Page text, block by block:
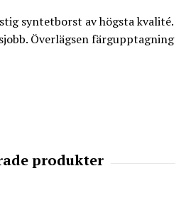
syntetborst av högsta kvalité.
Överlägsen färgupptagning